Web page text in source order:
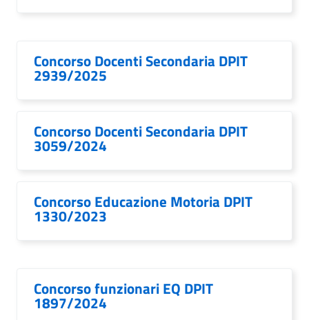
Concorso Docenti Secondaria DPIT
2939/2025
Concorso Docenti Secondaria DPIT
3059/2024
Concorso Educazione Motoria DPIT
1330/2023
Concorso funzionari EQ DPIT
1897/2024